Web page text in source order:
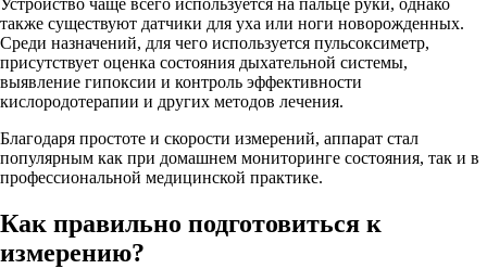
Устройство чаще всего используется на пальце руки, однако
также существуют датчики для уха или ноги новорожденных.
Среди назначений, для чего используется пульсоксиметр,
присутствует оценка состояния дыхательной системы,
выявление гипоксии и контроль эффективности
кислородотерапии и других методов лечения.
Благодаря простоте и скорости измерений, аппарат стал
популярным как при домашнем мониторинге состояния, так и в
профессиональной медицинской практике.
Как правильно подготовиться к
измерению?